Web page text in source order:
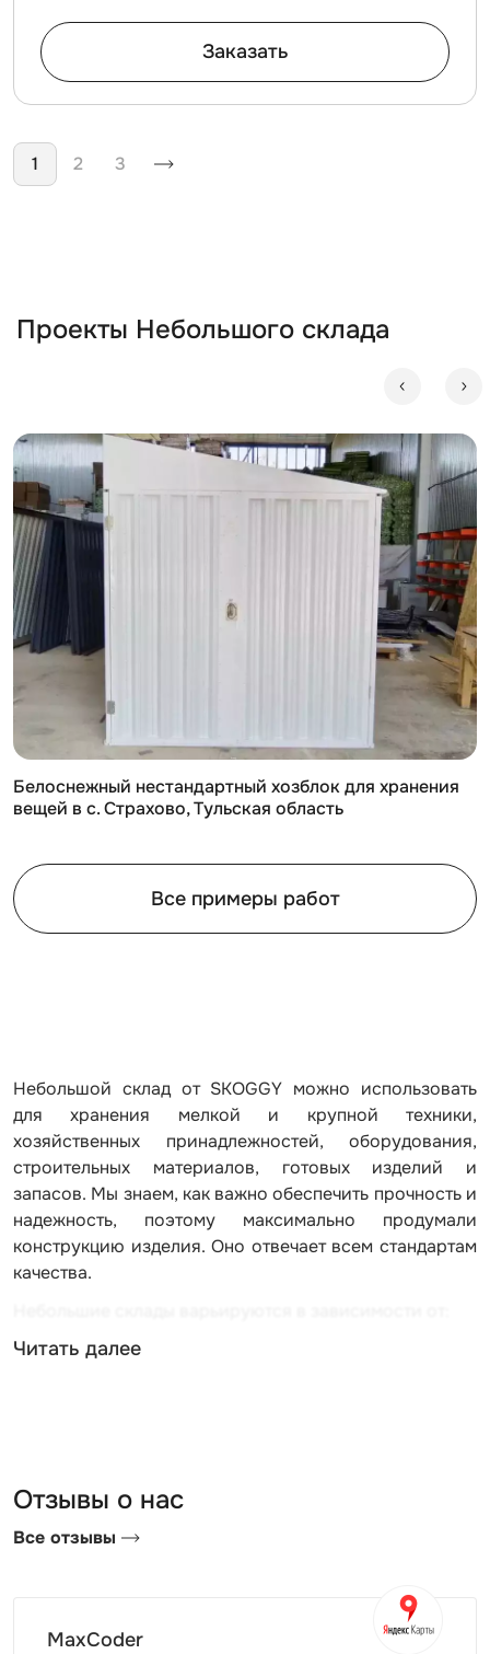
Заказать
Нумерация страниц
1 2 3
Проекты Небольшого склада
Белоснежный нестандартный хозблок для хранения
вещей в с. Страхово, Тульская область
Все примеры работ
Небольшой склад от SKOGGY можно использовать
для хранения мелкой и крупной техники,
хозяйственных принадлежностей, оборудования,
строительных материалов, готовых изделий и
запасов. Мы знаем, как важно обеспечить прочность и
надежность, поэтому максимально продумали
конструкцию изделия. Оно отвечает всем стандартам
качества.
размеров корпуса (от 1 до 7 м, можно и больше по
Как выбрать склад от компании
SKOGGY?
установки. Вы сможете использовать помещение
Читать далее
Отзывы о нас
Все отзывы
MaxCoder